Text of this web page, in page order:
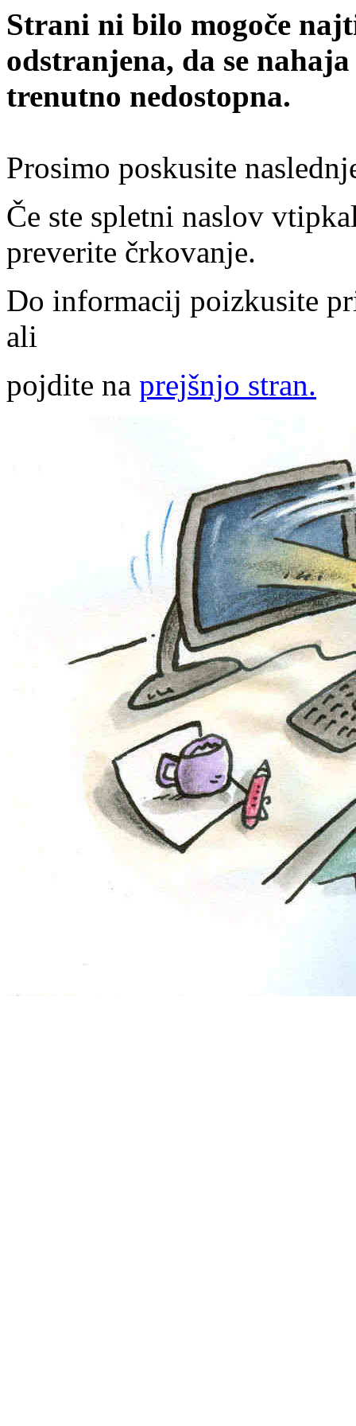
Strani ni bilo mogoče
odstranjena, da se
trenutno nedostopna.
Prosimo poskusite
Če ste spletni naslov
preverite črkovanje.
Do informacij poizkusite
ali
pojdite na prejšnjo stran.